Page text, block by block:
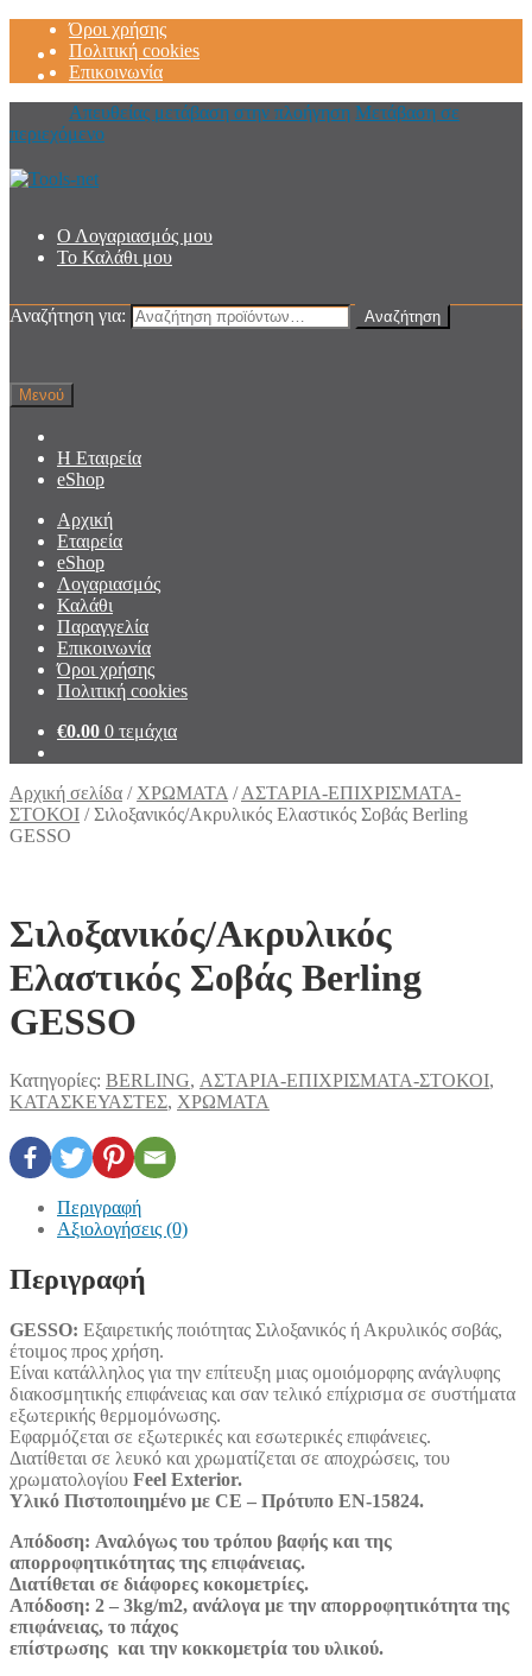
Όροι χρήσης
Πολιτική cookies
Επικοινωνία
Απευθείας μετάβαση στην πλοήγηση Μετάβαση σε
περιεχόμενο
Ο Λογαριασμός μου
Το Καλάθι μου
Αναζήτηση για: Αναζήτηση
Μενού
Η Εταιρεία
eShop
Αρχική
Εταιρεία
eShop
Λογαριασμός
Καλάθι
Παραγγελία
Επικοινωνία
Όροι χρήσης
Πολιτική cookies
€0.00 0 τεμάχια
Αρχική σελίδα / ΧΡΩΜΑΤΑ /ΑΣΤΑΡΙΑ-ΕΠΙΧΡΙΣΜΑΤΑ-
ΣΤΟΚΟΙ /Σιλοξανικός/Ακρυλικός Ελαστικός Σοβάς Berling
GESSO
Σιλοξανικός/Ακρυλικός
Ελαστικός Σοβάς Berling
GESSO
Κατηγορίες: BERLING, ΑΣΤΑΡΙΑ-ΕΠΙΧΡΙΣΜΑΤΑ-ΣΤΟΚΟΙ,
ΚΑΤΑΣΚΕΥΑΣΤΕΣ, ΧΡΩΜΑΤΑ
Περιγραφή
Αξιολογήσεις (0)
Περιγραφή
GESSO: Eξαιρετικής ποιότητας Σιλοξανικός ή Ακρυλικός σοβάς,
έτοιμος προς χρήση.
Είναι κατάλληλος για την επίτευξη μιας ομοιόμορφης ανάγλυφης
διακοσμητικής επιφάνειας και σαν τελικό επίχρισμα σε συστήματα
εξωτερικής θερμομόνωσης.
Εφαρμόζεται σε εξωτερικές και εσωτερικές επιφάνειες.
Διατίθεται σε λευκό και χρωματίζεται σε αποχρώσεις, του
χρωματολογίου Feel Exterior.
Υλικό Πιστοποιημένο με CE – Πρότυπο ΕΝ-15824.
Απόδοση: Αναλόγως του τρόπου βαφής και της
απορροφητικότητας της επιφάνειας.
Διατίθεται σε διάφορες κοκομετρίες.
Απόδοση: 2 – 3kg/m2, ανάλογα με την απορροφητικότητα της
επιφάνειας, το πάχος
επίστρωσης και την κοκκομετρία του υλικού.